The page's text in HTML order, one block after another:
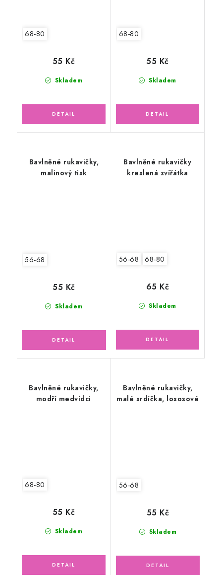
68-80
Skladem
55 Kč
68-80
Skladem
55 Kč
Bavlněné rukavičky,
malinový tisk
56-68
Skladem
55 Kč
Bavlněné rukavičky
kreslená zvířátka
56-68 68-80
Skladem
65 Kč
Bavlněné rukavičky,
modří medvídci
68-80
Skladem
55 Kč
Bavlněné rukavičky,
malé srdíčka, lososové
56-68
Skladem
55 Kč